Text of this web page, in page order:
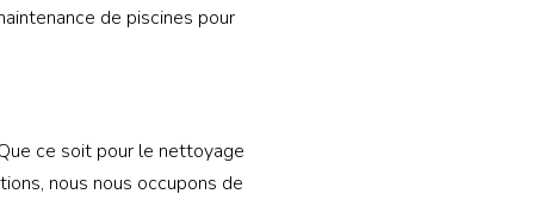
de piscines pour
ce soit pour le nettoyage
nous nous occupons de